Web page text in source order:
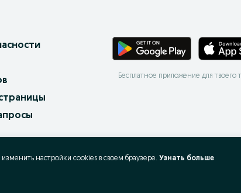
Бесплатное приложение для твоего
настройки cookies в своeм браузере. Узнать больше